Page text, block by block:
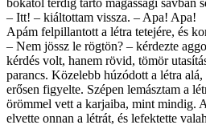
– Itt! – kiáltottam vissza. – Apa! Apa!
Apám felpillantott a létra tetejére, és
– Nem jössz le rögtön? – kérdezte
kérdés volt, hanem rövid, tömör
parancs. Közelebb húzódott a létra
erősen figyelte. Szépen lemásztam a
örömmel vett a karjaiba, mint mindig.
elvette onnan a létrát, és lefektette